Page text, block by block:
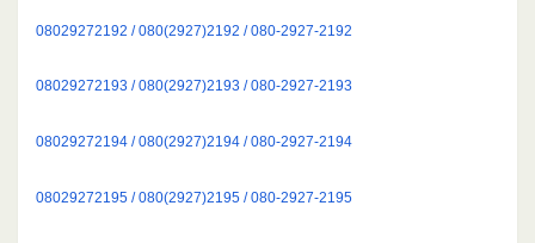
08029272192 / 080(2927)2192 / 080-2927-2192
08029272193 / 080(2927)2193 / 080-2927-2193
08029272194 / 080(2927)2194 / 080-2927-2194
08029272195 / 080(2927)2195 / 080-2927-2195